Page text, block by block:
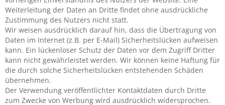
Weiterleitung der Daten an Dritte findet ohne ausdrückliche
Zustimmung des Nutzers nicht statt.
Wir weisen ausdrücklich darauf hin, dass die Übertragung von
Daten im Internet (z.B. per E-Mail) Sicherheitslücken aufweisen
kann. Ein lückenloser Schutz der Daten vor dem Zugriff Dritter
kann nicht gewährleistet werden. Wir können keine Haftung für
die durch solche Sicherheitslücken entstehenden Schäden
übernehmen.
Der Verwendung veröffentlichter Kontaktdaten durch Dritte
zum Zwecke von Werbung wird ausdrücklich widersprochen.